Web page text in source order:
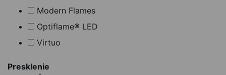
Modern Flames
Optiflame® LED
Virtuo
Presklenie